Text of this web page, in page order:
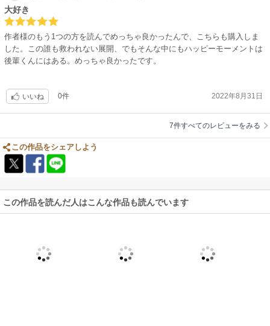
大好き
作者様のもう1つの方を読んでめっちゃ良かったんで、こちらも購入しま
した。この誰も救われない展開、でもそんな中にもハッピーモーメントは
後輩くんにはある。めっちゃ良かったです。
いいね 0件 2022年8月31日
7件すべてのレビューをみる
この作品をシェアしよう
この作品を読んだ人はこんな作品も読んでいます